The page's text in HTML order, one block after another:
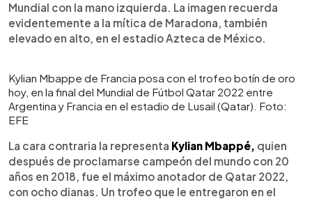
Mundial con la mano izquierda. La imagen recuerda
evidentemente a la mítica de Maradona, también
elevado en alto, en el estadio Azteca de México.
Kylian Mbappe de Francia posa con el trofeo botín de oro
hoy, en la final del Mundial de Fútbol Qatar 2022 entre
Argentina y Francia en el estadio de Lusail (Qatar). Foto:
EFE
La cara contraria la representa Kylian Mbappé, quien
después de proclamarse campeón del mundo con 20
años en 2018, fue el máximo anotador de Qatar 2022,
con ocho dianas. Un trofeo que le entregaron en el